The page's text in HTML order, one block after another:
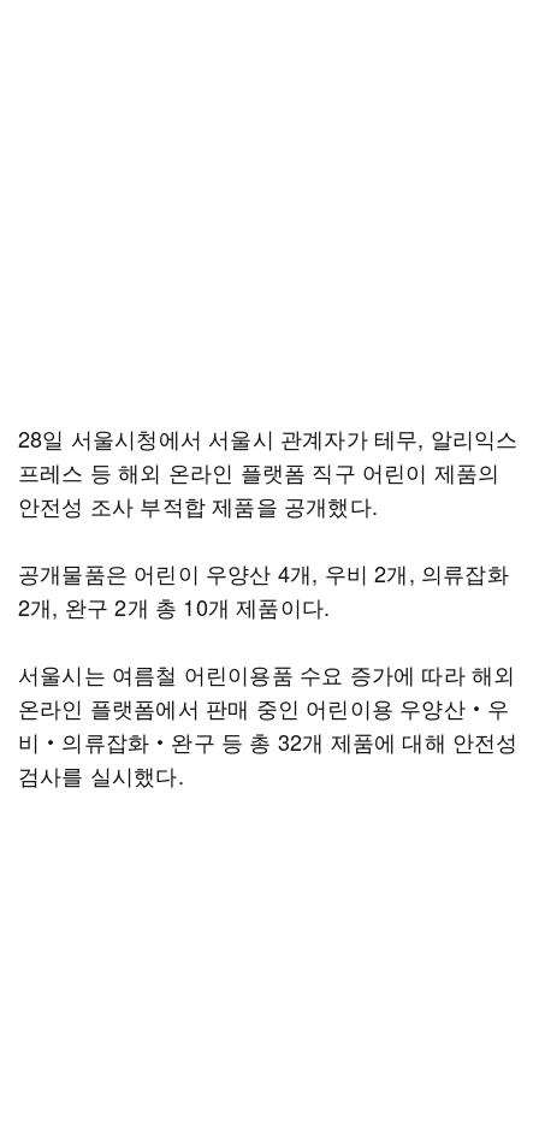
28일 서울시청에서 서울시 관계자가 테무, 알리익스
프레스 등 해외 온라인 플랫폼 직구 어린이 제품의
안전성 조사 부적합 제품을 공개했다.
공개물품은 어린이 우양산 4개, 우비 2개, 의류잡화
2개, 완구 2개 총 10개 제품이다.
서울시는 여름철 어린이용품 수요 증가에 따라 해외
온라인 플랫폼에서 판매 중인 어린이용 우양산‧우
비‧의류잡화‧완구 등 총 32개 제품에 대해 안전성
검사를 실시했다.